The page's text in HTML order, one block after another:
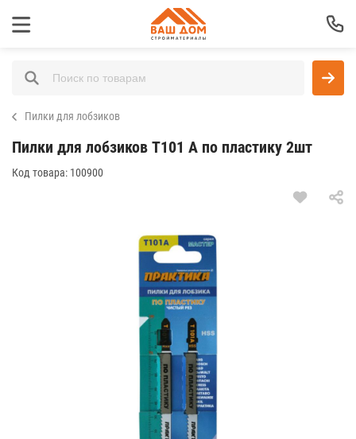
Пилки для лобзиков
Пилки для лобзиков T101 A по пластику 2шт
Код товара: 100900